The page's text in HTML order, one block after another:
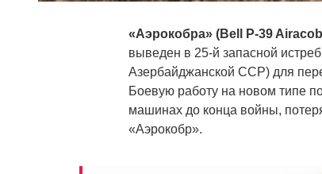
«Аэрокобра» (Bell P-39
выведен в 25-й запасной
Азербайджанской ССР) для
Боевую работу на новом типе
машинах до конца войны,
«Аэрокобр».